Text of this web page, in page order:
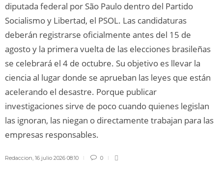
diputada federal por São Paulo dentro del Partido
Socialismo y Libertad, el PSOL. Las candidaturas
deberán registrarse oficialmente antes del 15 de
agosto y la primera vuelta de las elecciones brasileñas
se celebrará el 4 de octubre. Su objetivo es llevar la
ciencia al lugar donde se aprueban las leyes que están
acelerando el desastre. Porque publicar
investigaciones sirve de poco cuando quienes legislan
las ignoran, las niegan o directamente trabajan para las
empresas responsables.
Redaccion, 16 julio 2026 08:10 0